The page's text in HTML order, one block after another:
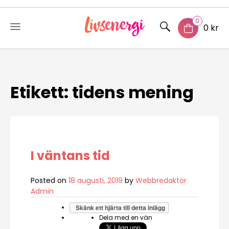
0
0 kr
Etikett: tidens mening
I väntans tid
Posted on 18 augusti, 2019 by Webbredaktör
Admin
Skänk ett hjärta till detta inlägg
Dela med en vän